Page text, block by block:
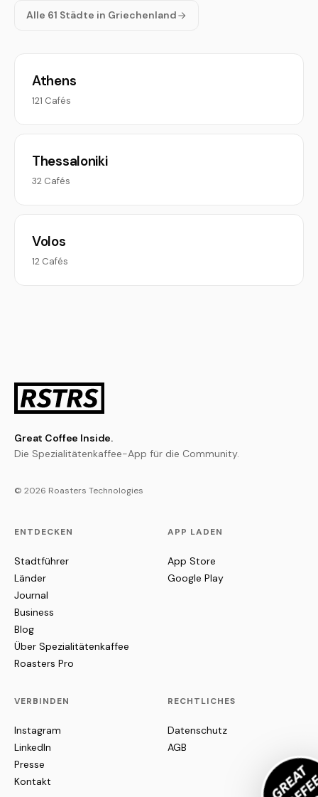
Alle 61 Städte in Griechenland
Athens
121 Cafés
Thessaloniki
32 Cafés
Volos
12 Cafés
Great Coffee Inside.
Die Spezialitätenkaffee-App für die Community.
© 2026 Roasters Technologies
ENTDECKEN
Stadtführer
Länder
Journal
Business
Blog
Über Spezialitätenkaffee
Roasters Pro
APP LADEN
App Store
Google Play
VERBINDEN
Instagram
LinkedIn
Presse
Kontakt
RECHTLICHES
Datenschutz
AGB